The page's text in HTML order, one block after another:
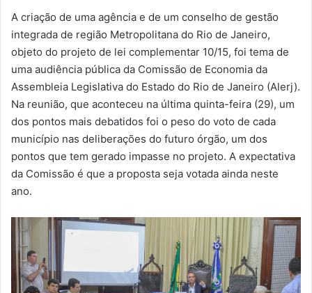
m
a
i
l
A criação de uma agência e de um conselho de gestão
integrada de região Metropolitana do Rio de Janeiro,
objeto do projeto de lei complementar 10/15, foi tema de
uma audiência pública da Comissão de Economia da
Assembleia Legislativa do Estado do Rio de Janeiro (Alerj).
Na reunião, que aconteceu na última quinta-feira (29), um
dos pontos mais debatidos foi o peso do voto de cada
município nas deliberações do futuro órgão, um dos
pontos que tem gerado impasse no projeto. A expectativa
da Comissão é que a proposta seja votada ainda neste
ano.